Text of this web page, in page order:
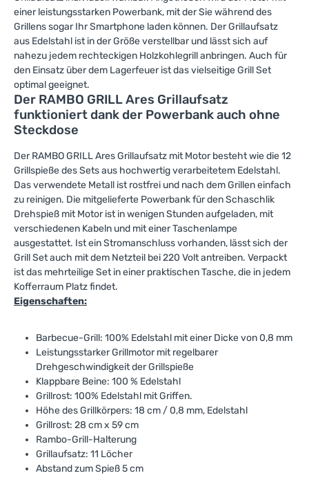
einer leistungsstarken Powerbank, mit der Sie während des
Grillens sogar Ihr Smartphone laden können. Der Grillaufsatz
aus Edelstahl ist in der Größe verstellbar und lässt sich auf
nahezu jedem rechteckigen Holzkohlegrill anbringen. Auch für
den Einsatz über dem Lagerfeuer ist das vielseitige Grill Set
optimal geeignet.
Der RAMBO GRILL Ares Grillaufsatz
funktioniert dank der Powerbank auch ohne
Steckdose
Der RAMBO GRILL Ares Grillaufsatz mit Motor besteht wie die 12
Grillspieße des Sets aus hochwertig verarbeitetem Edelstahl.
Das verwendete Metall ist rostfrei und nach dem Grillen einfach
zu reinigen. Die mitgelieferte Powerbank für den Schaschlik
Drehspieß mit Motor ist in wenigen Stunden aufgeladen, mit
verschiedenen Kabeln und mit einer Taschenlampe
ausgestattet. Ist ein Stromanschluss vorhanden, lässt sich der
Grill Set auch mit dem Netzteil bei 220 Volt antreiben. Verpackt
ist das mehrteilige Set in einer praktischen Tasche, die in jedem
Kofferraum Platz findet.
Eigenschaften:
Barbecue-Grill: 100% Edelstahl mit einer Dicke von 0,8 mm
Leistungsstarker Grillmotor mit regelbarer
Drehgeschwindigkeit der Grillspieße
Klappbare Beine: 100 % Edelstahl
Grillrost: 100% Edelstahl mit Griffen.
Höhe des Grillkörpers: 18 cm / 0,8 mm, Edelstahl
Grillrost: 28 cm x 59 cm
Rambo-Grill-Halterung
Grillaufsatz: 11 Löcher
Abstand zum Spieß 5 cm